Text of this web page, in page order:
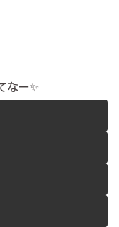
なー✨